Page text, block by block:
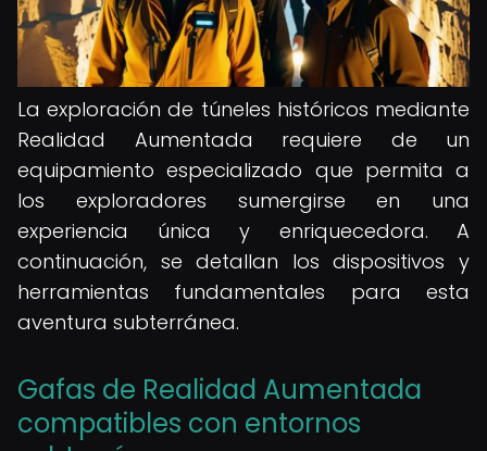
La exploración de túneles históricos mediante
Realidad Aumentada requiere de un
equipamiento especializado que permita a
los exploradores sumergirse en una
experiencia única y enriquecedora. A
continuación, se detallan los dispositivos y
herramientas fundamentales para esta
aventura subterránea.
Gafas de Realidad Aumentada
compatibles con entornos